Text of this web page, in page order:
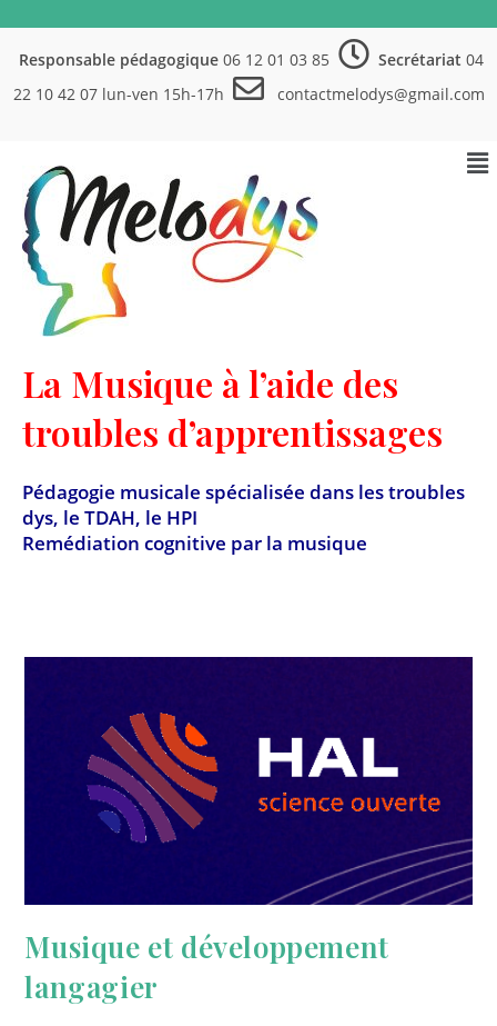
Responsable pédagogique06 12 01 03 85 Secrétariat 04
22 10 42 07 lun-ven 15h-17h
contactmelodys@gmail.com
La Musique à l’aide des
troubles d’apprentissages
Pédagogie musicale spécialisée dans les troubles
dys, le TDAH, le HPI
Remédiation cognitive par la musique
Musique et développement
langagier